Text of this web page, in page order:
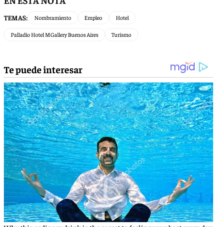
TEMAS: Nombramiento Empleo Hotel
Palladio Hotel MGallery Buenos Aires Turismo